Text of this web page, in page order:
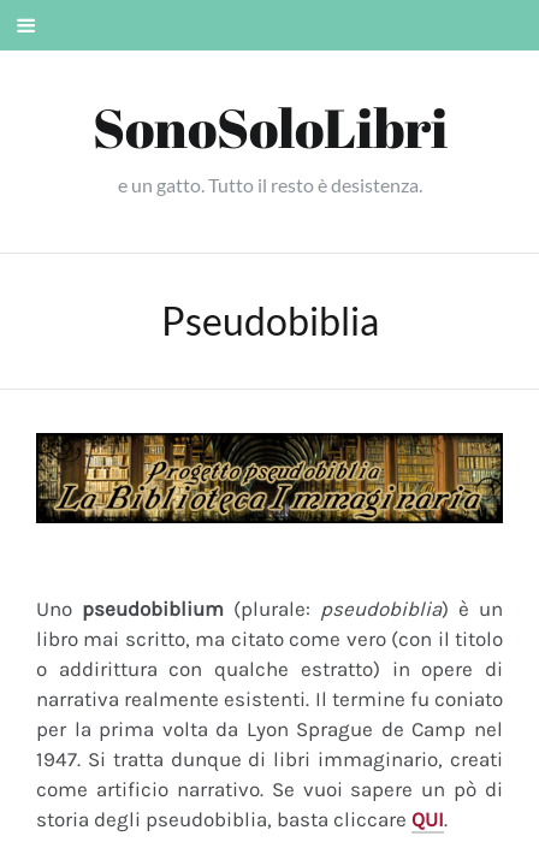
Skip
SonoSoloLibri
e un gatto. Tutto il resto è desistenza.
Pseudobiblia
Uno pseudobiblium (plurale: pseudobiblia) è un
libro mai scritto, ma citato come vero (con il titolo
o addirittura con qualche estratto) in opere di
narrativa realmente esistenti. Il termine fu coniato
per la prima volta da Lyon Sprague de Camp nel
1947. Si tratta dunque di libri immaginario, creati
come artificio narrativo. Se vuoi sapere un pò di
storia degli pseudobiblia, basta cliccare QUI.